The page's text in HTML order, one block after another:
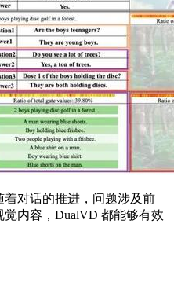
对话的推进，问题涉及前
内容，DualVD 都能够有效